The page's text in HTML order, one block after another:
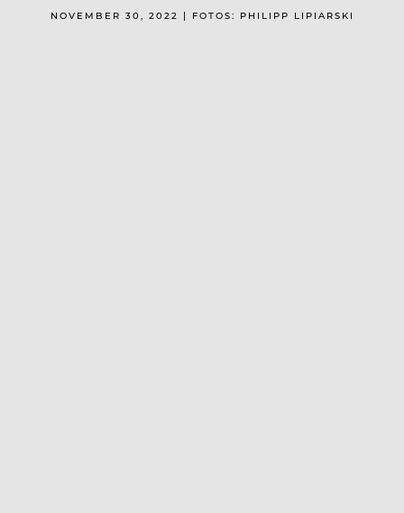
NOVEMBER 30, 2022 | FOTOS: PHILIPP LIPIARSKI